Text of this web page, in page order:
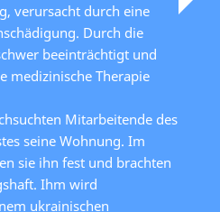
verursacht durch eine
Durch die
beeinträchtigt und
medizinische Therapie
Mitarbeitende des
seine Wohnung. Im
sie ihn fest und brachten
Ihm wird
ukrainischen